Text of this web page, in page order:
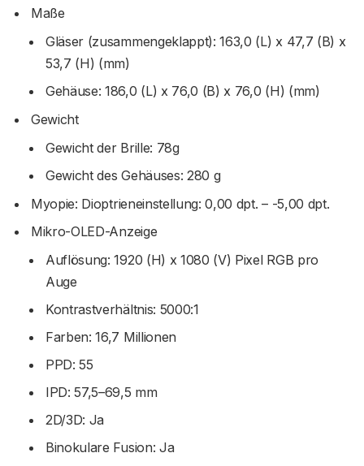
Maße
Gläser (zusammengeklappt): 163,0 (L) x 47,7 (B) x
53,7 (H) (mm)
Gehäuse: 186,0 (L) x 76,0 (B) x 76,0 (H) (mm)
Gewicht
Gewicht der Brille: 78g
Gewicht des Gehäuses: 280 g
Myopie: Dioptrieneinstellung: 0,00 dpt. – -5,00 dpt.
Mikro-OLED-Anzeige
Auflösung: 1920 (H) x 1080 (V) Pixel RGB pro
Auge
Kontrastverhältnis: 5000:1
Farben: 16,7 Millionen
PPD: 55
IPD: 57,5–69,5 mm
2D/3D: Ja
Binokulare Fusion: Ja